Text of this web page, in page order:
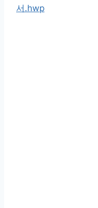
서.hwp